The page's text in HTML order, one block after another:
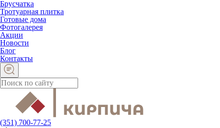
Брусчатка
Тротуарная плитка
Готовые дома
Фотогалерея
Акции
Новости
Блог
Контакты
(351) 700-77-25